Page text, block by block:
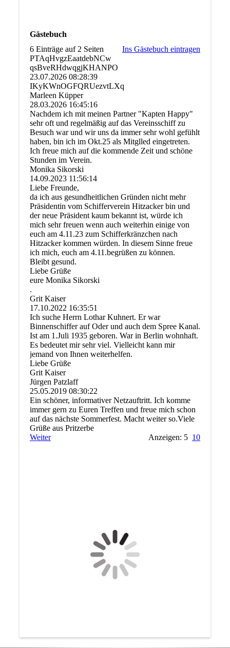
Gästebuch
6 Einträge auf 2 Seiten
Ins Gästebuch eintragen
PTAqHvgzEaatdebNCw
qsBveRHdwqgjKHANPO
23.07.2026 08:28:39
IKyKWnOGFQRUezvtLXq
Marleen Küpper
28.03.2026 16:45:16
Nachdem ich mit meinen Partner "Kapten Happy"
sehr oft und regelmäßig auf das Vereinsschiff zu
Besuch war und wir uns da immer sehr wohl gefühlt
haben, bin ich im Okt.25 als Mitglled eingetreten.
Ich freue mich auf die kommende Zeit und schöne
Stunden im Verein.
Monika Sikorski
14.09.2023 11:56:14
Liebe Freunde,
da ich aus gesundheitlichen Gründen nicht mehr
Präsidentin vom Schifferverein Hitzacker bin und
der neue Präsident kaum bekannt ist, würde ich
mich sehr freuen wenn auch weiterhin einige von
euch am 4.11.23 zum Schifferkränzchen nach
Hitzacker kommen würden. In diesem Sinne freue
ich mich, euch am 4.11.begrüßen zu können.
Bleibt gesund.
Liebe Grüße
eure Monika Sikorski
.
Grit Kaiser
17.10.2022 16:35:51
Ich suche Herrn Lothar Kuhnert. Er war
Binnenschiffer auf Oder und auch dem Spree Kanal.
Ist am 1.Juli 1935 geboren. War in Berlin wohnhaft.
Es bedeutet mir sehr viel. Vielleicht kann mir
jemand von Ihnen weiterhelfen.
Liebe Grüße
Grit Kaiser
Jürgen Patzlaff
25.05.2019 08:30:22
Ein schöner, informativer Netzauftritt. Ich komme
immer gern zu Euren Treffen und freue mich schon
auf das nächste Sommerfest. Macht weiter so.Viele
Grüße aus Pritzerbe
Weiter
Anzeigen: 5 10